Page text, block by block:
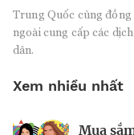
Trung Quốc cũng
ngoài cung cấp các
dân.
Xem nhiều nhất
Mua
Nhà
Kiểm